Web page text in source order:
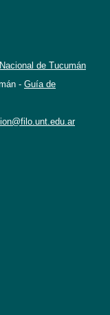
de Tucumán
- Guía de